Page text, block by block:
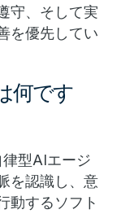
守、そして実
を優先してい
何です
型AIエージ
を認識し、意
動するソフト